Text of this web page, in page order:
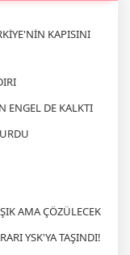
KAPISINI
ENGEL DE KALKTI
AMA ÇÖZÜLECEK
YSK'YA TAŞINDI!